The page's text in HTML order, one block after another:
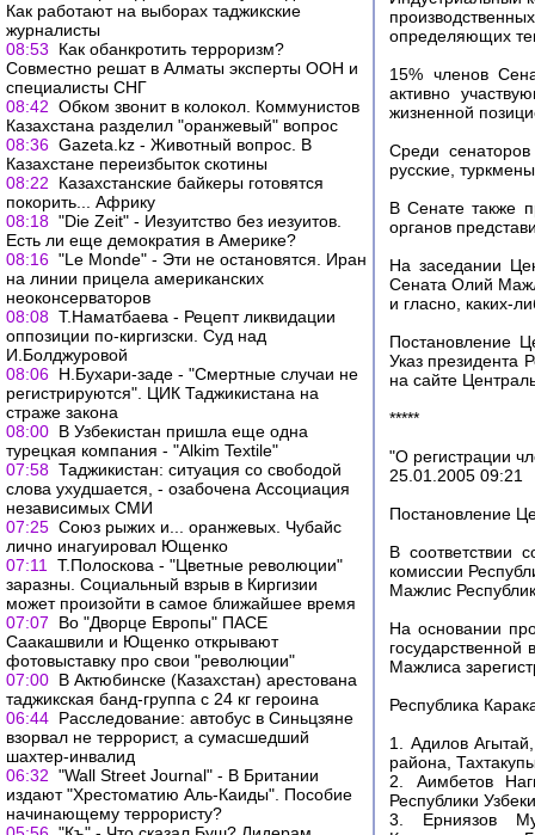
Как работают на выборах таджикские
журналисты
08:53
Как обанкротить терроризм?
Совместно решат в Алматы эксперты ООН и
специалисты СНГ
08:42 Обком звонит в колокол. Коммунистов
Казахстана разделил "оранжевый" вопрос
08:36 Gazeta.kz - Животный вопрос. В
Казахстане переизбыток скотины
08:22
Казахстанские байкеры готовятся
покорить... Африку
08:18 "Die Zeit" - Иезуитство без иезуитов.
Есть ли еще демократия в Америке?
08:16 "Le Monde" - Эти не остановятся. Иран
на линии прицела американских
неоконсерваторов
08:08 Т.Наматбаева - Рецепт ликвидации
оппозиции по-киргизски. Суд над
И.Болджуровой
08:06 Н.Бухари-заде - "Смертные случаи не
регистрируются". ЦИК Таджикистана на
страже закона
08:00 В Узбекистан пришла еще одна
турецкая компания - "Alkim Textile"
07:58 Таджикистан: ситуация со свободой
слова ухудшается, - озабочена Ассоциация
независимых СМИ
07:25 Союз рыжих и... оранжевых. Чубайс
лично инагуировал Ющенко
07:11
Т.Полоскова - "Цветные революции"
заразны. Социальный взрыв в Киргизии
может произойти в самое ближайшее время
07:07
Во "Дворце Европы" ПАСЕ
Саакашвили и Ющенко открывают
фотовыставку про свои "революции"
07:00 В Актюбинске (Казахстан) арестована
таджикская банд-группа с 24 кг героина
06:44 Расследование: автобус в Синьцзяне
взорвал не террорист, а сумасшедший
шахтер-инвалид
06:32 "Wall Street Journal" - В Британии
издают "Хрестоматию Аль-Каиды". Пособие
начинающему террористу?
определяющих
15% членов
активно
жизненной
Среди
русские,
В Сенате также
органов
На заседании
Сената Олий
и гласно, каких-
Постановление
Указ президента
на сайте
*****
"О регистрации
25.01.2005 09:21
Постановление
В соответствии
комиссии
Мажлис
На основании
Мажлиса
Республика
1. Адилов Агытай,
района,
2. Аимбетов
Республики
3. Ерниязов